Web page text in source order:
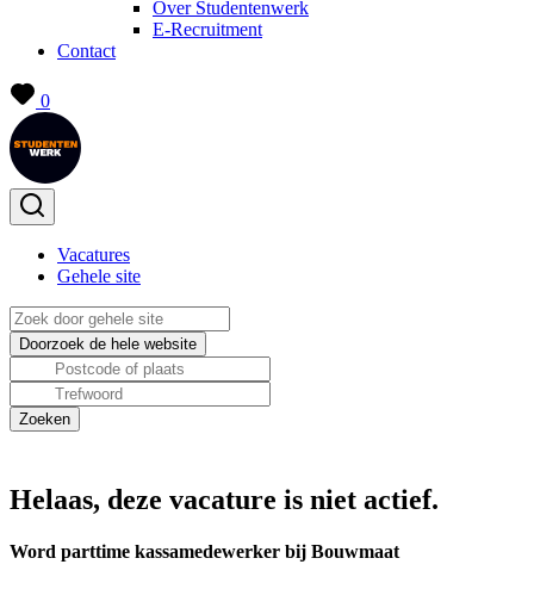
Over Studentenwerk
E-Recruitment
Contact
0
Vacatures
Gehele site
Helaas, deze vacature is niet actief.
Word parttime kassamedewerker bij Bouwmaat